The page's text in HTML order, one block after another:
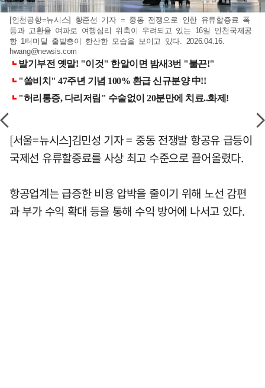
[인천공항=뉴시스] 황준선 기자 = 중동 전쟁으로 인한 유류할증료 폭
등과 고환율 여파로 여행심리 위축이 우려되고 있는 16일 인천국제공
항 1터미털 출발층이 한산한 모습을 보이고 있다. 2026.04.16.
hwang@newsis.com
[서울=뉴시스]김민성 기자 = 중동 전쟁발 항공유 급등이
국제선 유류할증료를 사상 최고 수준으로 끌어올렸다.
항공업계는 급증한 비용 압박을 줄이기 위해 노선 감편
과 부가 수익 확대 등을 통해 수익 방어에 나서고 있다.